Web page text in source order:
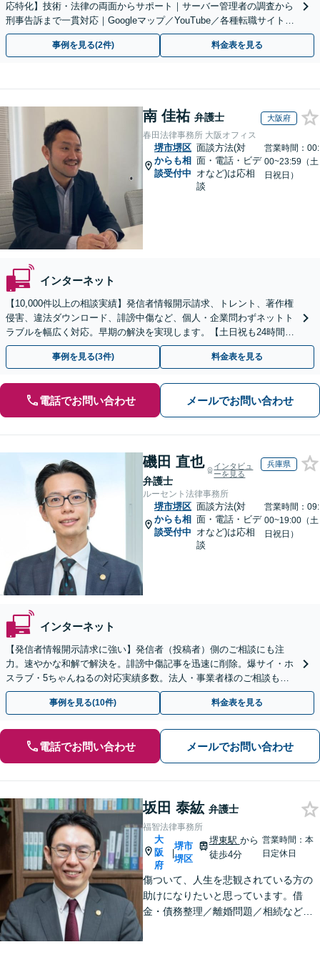
応特化】技術・法律の両面からサポート｜サーバー管理者の調査から
刑事告訴まで一貫対応｜Googleマップ／YouTube／各種転職サイトに
特化
事例を見る(2件) 料金表を見る
南 佳祐 弁護士 大阪府
春田法律事務所 大阪オフィス
堺市堺区
からも相
談受付中
面談方法(対
面・電話・ビデ
オなど)は応相
談
営業時間：00:
00~23:59（土
日祝日）
インターネット
【10,000件以上の相談実績】発信者情報開示請求、トレント、著作権
侵害、違法ダウンロード、誹謗中傷など、個人・企業問わずネットト
ラブルを幅広く対応。早期の解決を実現します。【土日祝も24時間受
付／初回相談無料】
事例を見る(3件) 料金表を見る
電話でお問い合わせ メールでお問い合わせ
磯田 直也
弁護士
インタビュ
ーを見る
兵庫県
ルーセント法律事務所
堺市堺区
からも相
談受付中
面談方法(対
面・電話・ビデ
オなど)は応相
談
営業時間：09:
00~19:00（土
日祝日）
インターネット
【発信者情報開示請求に強い】発信者（投稿者）側のご相談にも注
力。速やかな和解で解決を。誹謗中傷記事を迅速に削除。爆サイ・ホ
スラブ・5ちゃんねるの対応実績多数。法人・事業者様のご相談も歓
迎【初回相談無料・電話/WEB面談・夜間休日全国対応可】
事例を見る(10件) 料金表を見る
電話でお問い合わせ メールでお問い合わせ
坂田 泰紘 弁護士
福智法律事務所
大
阪
府
|
堺市
堺区
堺東駅 から
徒歩4分
営業時間：本
日定休日
傷ついて、人生を悲観されている方の
助けになりたいと思っています。借
金・債務整理／離婚問題／相続など、